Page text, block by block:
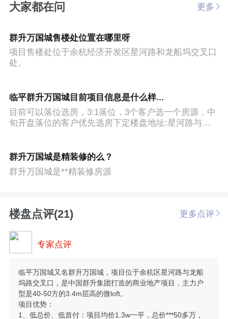
大家都在问 更多
群升万国城售楼处位置在哪里呀
项目售楼处位于余杭经济开发区星河路和龙船坞交叉口
处。
临平群升万国城目前项目信息是什么样...
目前可以落位选房，3:1落位，3个客户选一个房源，中
旬开盘落位的客户优先选房下定楼盘地址:星河路与龙
㎡~80㎡主力户型:40-50方付款方式：一次性或按揭！
五成不限购、不限贷附近楼盘17000-22000之间项目优
势采光好，户型方正，大开间，地铁口坐拥万方现代风
精装房源微LOFT建设中9号地铁康泰路站距离项目400
米 771、796、359、等公交及规划中的临平北高铁站通
过杭州各大区域直达本项目生活配套齐全:周边云集果
品市场，蔬菜市场，商业广场、水产市场，食品市场等
等大市场拥有贝因美、老板电器、春风动力、东华链
万家、等20万高端租客群体 。
群升万国城是精装修的么？
群升万国城是**精装修房源
楼盘点评(21) 更多点评
专家点评
临平万国城又名群升万国城，项目位于余杭区星河路与龙船
坞路交叉口，是中国群升集团打造的商业地产项目，主力户
型是40-50方的3.4m层高的微loft。
项目优势：
1、低总价、低首付：项目均价1.3w一平，总价***50多万，